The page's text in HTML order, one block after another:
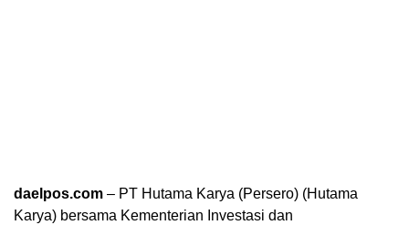
daelpos.com – PT Hutama Karya (Persero) (Hutama
Karya) bersama Kementerian Investasi dan